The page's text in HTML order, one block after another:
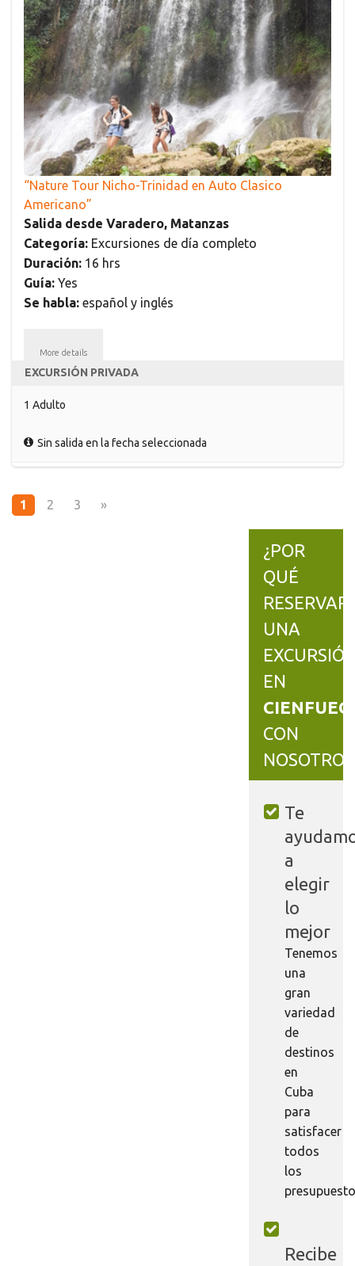
“Nature Tour Nicho-Trinidad en Auto Clasico
Americano”
Salida desde Varadero, Matanzas
Categoría: Excursiones de día completo
Duración: 16 hrs
Guía: Yes
Se habla: español y inglés
More details
EXCURSIÓN PRIVADA
1 Adulto
Sin salida en la fecha seleccionada
1 2 3 »
¿POR
QUÉ
RESERVAR
UNA
EN
CON
Te
a
elegir
lo
mejor
Tenemos
una
gran
variedad
de
destinos
en
Cuba
para
satisfacer
todos
los
Recibe